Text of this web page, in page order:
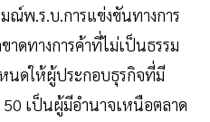
ณ์พ.ร.บ.การแข่งขันทางการ
ดทางการค้าที่ไม่เป็นธรรม
นดให้ผู้ประกอบธุรกิจที่มี
เป็นผู้มีอำนาจเหนือตลาด